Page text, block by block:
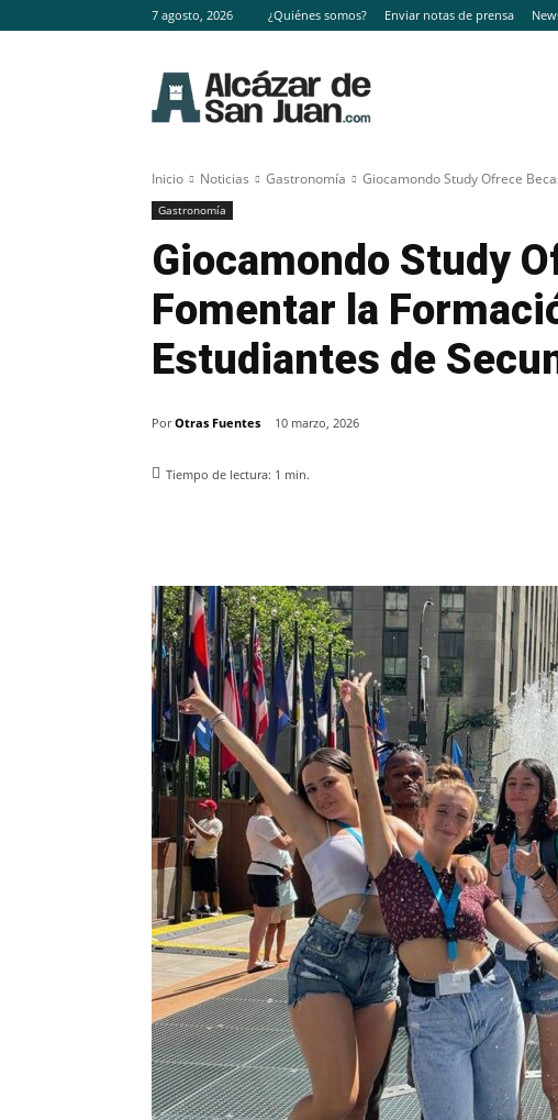
7 agosto, 2026 ¿Quiénes somos? Enviar notas de prensa
Inicio Noticias Gastronomía Giocamondo Study Ofrece
Gastronomía
Giocamondo Study
Fomentar la
Estudiantes de
Por Otras Fuentes 10 marzo, 2026
Tiempo de lectura: 1 min.